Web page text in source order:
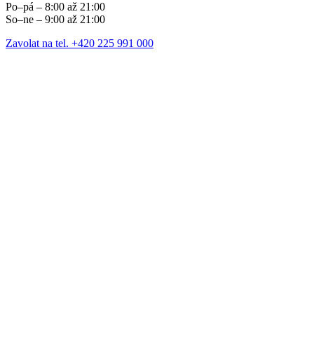
Po–pá – 8:00 až 21:00
So–ne – 9:00 až 21:00
Zavolat na tel. +420 225 991 000